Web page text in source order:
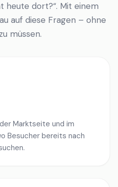
heute dort?“. Mit einem
auf diese Fragen – ohne
müssen.
Marktseite und im
Besucher bereits nach